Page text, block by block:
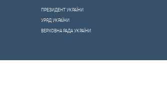
ПРЕЗИДЕНТ УКРАЇНИ
УРЯД УКРАЇНИ
ВЕРХОВНА РАДА УКРАЇНИ